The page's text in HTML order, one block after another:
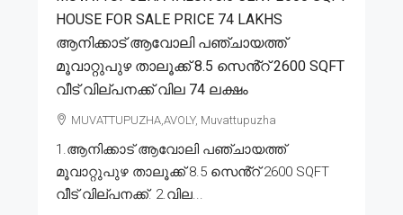
HOUSE FOR SALE PRICE 74 LAKHS
ആനിക്കാട് ആവോലി പഞ്ചായത്ത്
മൂവാറ്റുപുഴ താലൂക്ക് 8.5 സെൻ്റ് 2600 SQFT
വീട് വില്പനക്ക് വില 74 ലക്ഷം
MUVATTUPUZHA,AVOLY, Muvattupuzha
1.ആനിക്കാട് ആവോലി പഞ്ചായത്ത്
മൂവാറ്റുപുഴ താലൂക്ക് 8.5 സെൻ്റ് 2600 SQFT
വീട് വില്പനക്ക്. 2.വില...